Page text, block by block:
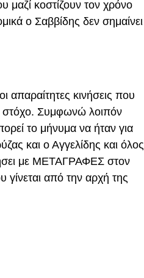
μαζί κοστίζουν τον χρόνο
ο Σαββίδης δεν σημαίνει
απαραίτητες κινήσεις που
στόχο. Συμφωνώ λοιπόν
το μήνυμα να ήταν για
και ο Αγγελίδης και όλος
με ΜΕΤΑΓΡΑΦΕΣ στον
από την αρχή της